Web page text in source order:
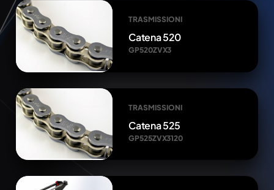
TRASMISSIONI
Catena 520
GP520ZVX3
TRASMISSIONI
Catena 525
GP525ZVX3120